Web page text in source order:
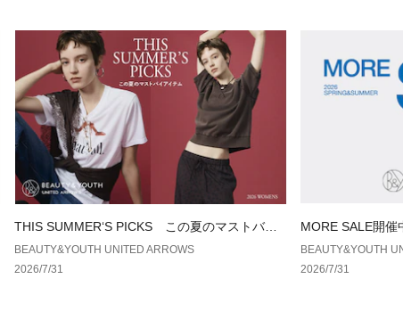
<価格改定のお知らせ>
本商品は価格改定を実施
そのため、本サイト内に明
グが添付された状態でお客
ただく場合がございますの
い。
店舗へお問い合わせの際は
各店舗まで下記の品名/品
品名：BG LARCOxBY L
1108
THIS SUMMER‘S PICKS この夏のマストバイ
アイテム
BEAUTY&YOUTH UNITED ARROWS
2026/7/31
MORE SALE開催
BEAUTY&YOUTH
2026/7/31